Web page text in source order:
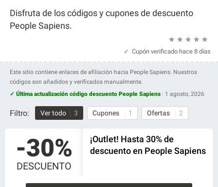
Disfruta de los códigos y cupones de descuento
People Sapiens.
★
★
★
★
★
Cupón verificado hace 8 días
Este sitio contiene enlaces de afiliación hacia People Sapiens. Nuestros
códigos son añadidos y verificados manualmente.
✓ Última actualización código descuento People Sapiens : 1 agosto, 2026
Filtro: Ver todo 3 Cupones 1 Ofertas 2
-30%
DESCUENTO
¡Outlet! Hasta 30% de
descuento en People Sapiens